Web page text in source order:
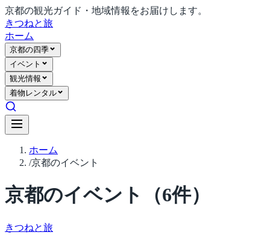
京都の観光ガイド・地域情報をお届けします。
きつねと旅
ホーム
京都の四季
イベント
観光情報
着物レンタル
ホーム
/京都のイベント
京都のイベント （6件）
きつねと旅